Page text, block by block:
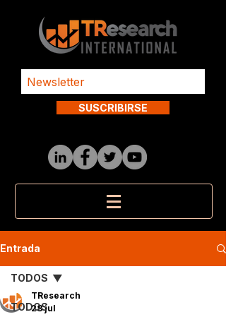
SUSCRIBIRSE
Entrada
TODOS
TODOS
TResearch
28 jul